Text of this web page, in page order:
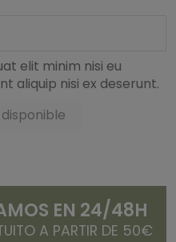
elit minim nisi eu
aliquip nisi ex deserunt.
EN 24/48H
A PARTIR DE 50€